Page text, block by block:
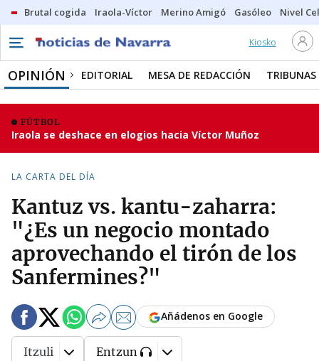
Brutal cogida Iraola-Víctor Merino Amigó Gasóleo Nivel
Kiosko
OPINIÓN EDITORIAL MESA DE REDACCIÓN TRIBUNAS
FÚTBOL
Iraola se deshace en elogios hacia Víctor Muñoz
LA CARTA DEL DÍA
Kantuz vs. kantu-zaharra:
"¿Es un negocio montado
aprovechando el tirón de los
Sanfermines?"
Añádenos en Google
Itzuli Entzun